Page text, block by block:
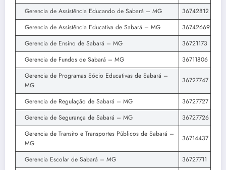
Gerencia de Assistência Educando de Sabará – MG
36742812
Gerencia de Assistência Educativa de Sabará – MG
36742669
Gerencia de Ensino de Sabará – MG
36721173
Gerencia de Fundos de Sabará – MG
36711806
Gerencia de Programas Sócio Educativas de Sabará –
MG
36727747
Gerencia de Regulação de Sabará – MG
36727727
Gerencia de Segurança de Sabará – MG
36727726
Gerencia de Transito e Transportes Públicos de Sabará –
MG
36714437
Gerencia Escolar de Sabará – MG
36727711